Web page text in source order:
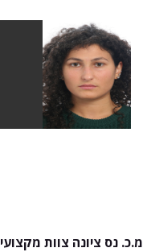
מ.כ. נס ציונה צוות מקצועי